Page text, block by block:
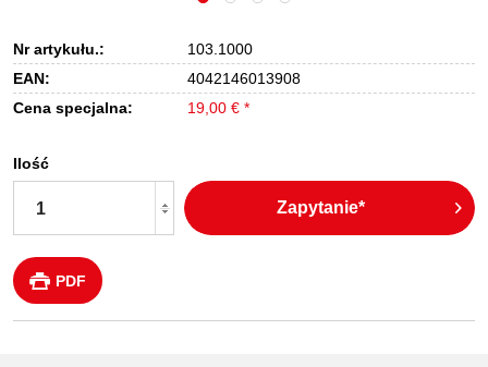
Nr artykułu.:
103.1000
EAN:
4042146013908
Cena specjalna:
19,00 € *
Ilość
Zapytanie*
PDF